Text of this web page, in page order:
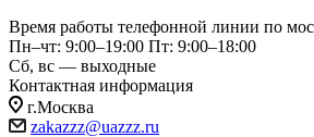
Время работы телефонной линии по
Пн–чт: 9:00–19:00 Пт: 9:00–18:00
Сб, вс — выходные
Контактная информация
г.Москва
zakazzz@uazzz.ru